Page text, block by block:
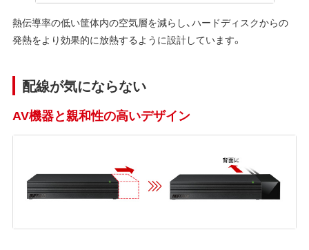
熱伝導率の低い筐体内の空気層を減らし、ハードディスクからの
発熱をより効果的に放熱するように設計しています。
配線が気にならない
AV機器と親和性の高いデザイン